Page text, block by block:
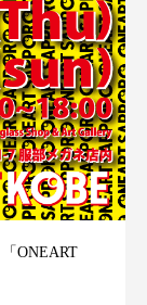
ONEART